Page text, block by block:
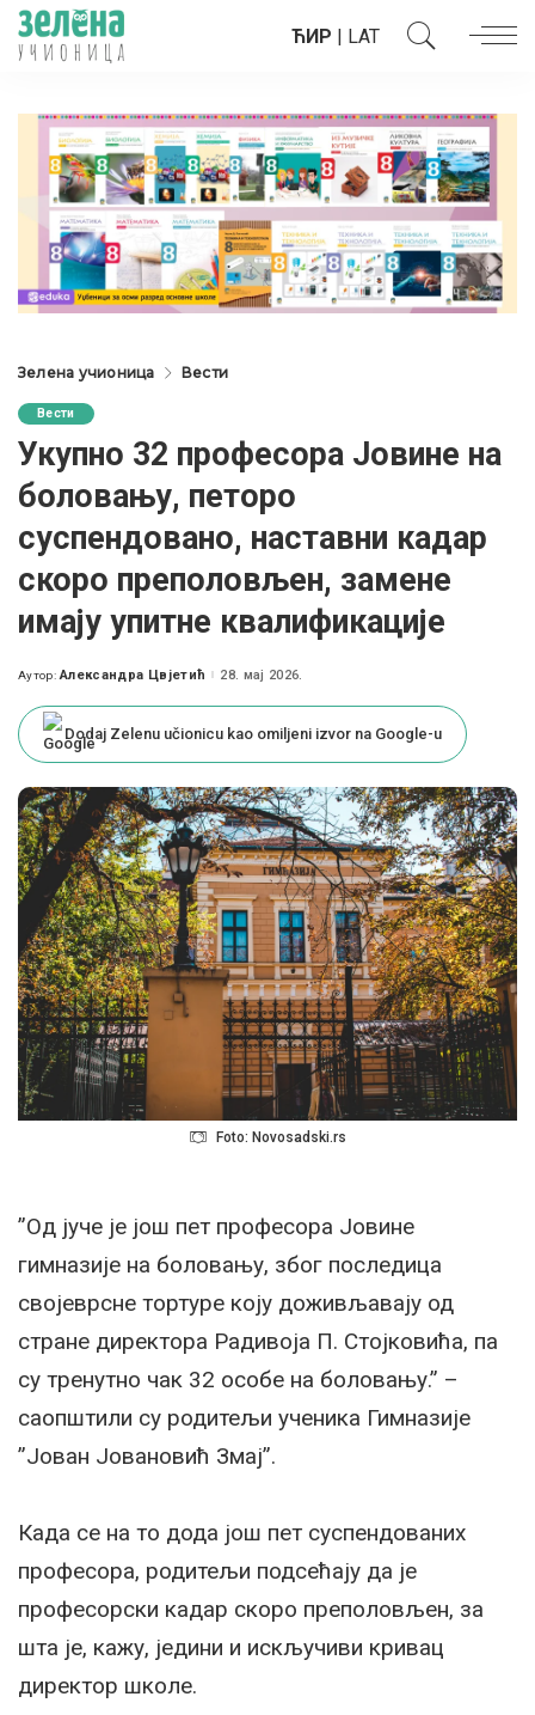
ЋИР | LAT
Зелена учионица Вести
Вести
Укупно 32 професора Јовине на
боловању, петоро
суспендовано, наставни кадар
скоро преполовљен, замене
имају упитне квалификације
Posted
Аутор: Александра Цвјетић 28. мај 2026.
Dodaj Zelenu učionicu kao omiljeni izvor na Google-u
Foto: Novosadski.rs
”Од јуче је још пет професора Јовине
гимназије на боловању, због последица
својеврсне тортуре коју доживљавају од
стране директора Радивоја П. Стојковића, па
су тренутно чак 32 особе на боловању.” –
саопштили су родитељи ученика Гимназије
”Јован Јовановић Змај”.
Када се на то дода још пет суспендованих
професора, родитељи подсећају да је
професорски кадар скоро преполовљен, за
шта је, кажу, једини и искључиви кривац
директор школе.